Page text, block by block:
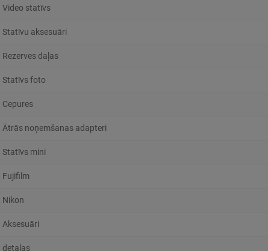
Video statīvs
Statīvu aksesuāri
Rezerves daļas
Statīvs foto
Cepures
Ātrās noņemšanas adapteri
Statīvs mini
Fujifilm
Nikon
Aksesuāri
detaļas